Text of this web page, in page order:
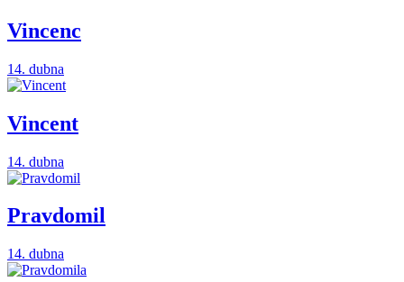
Vincenc
14. dubna
Vincent
14. dubna
Pravdomil
14. dubna